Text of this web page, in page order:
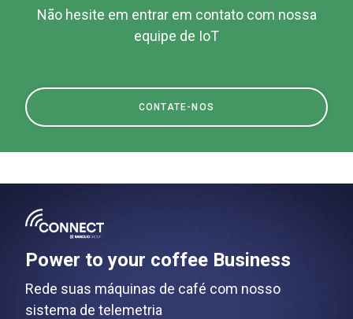
Não hesite em entrar em contato com nossa
equipe de IoT
CONTATE-NOS
Power to your coffee Business
Rede suas máquinas de café com nosso
sistema de telemetria